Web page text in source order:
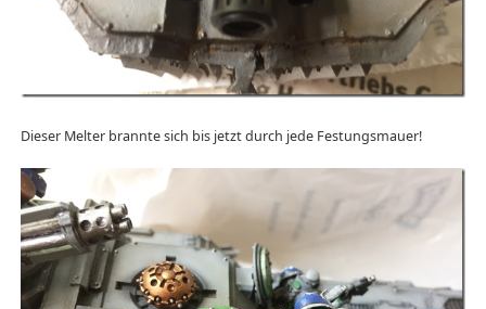
Dieser Melter brannte sich bis jetzt durch jede Festungsmauer!